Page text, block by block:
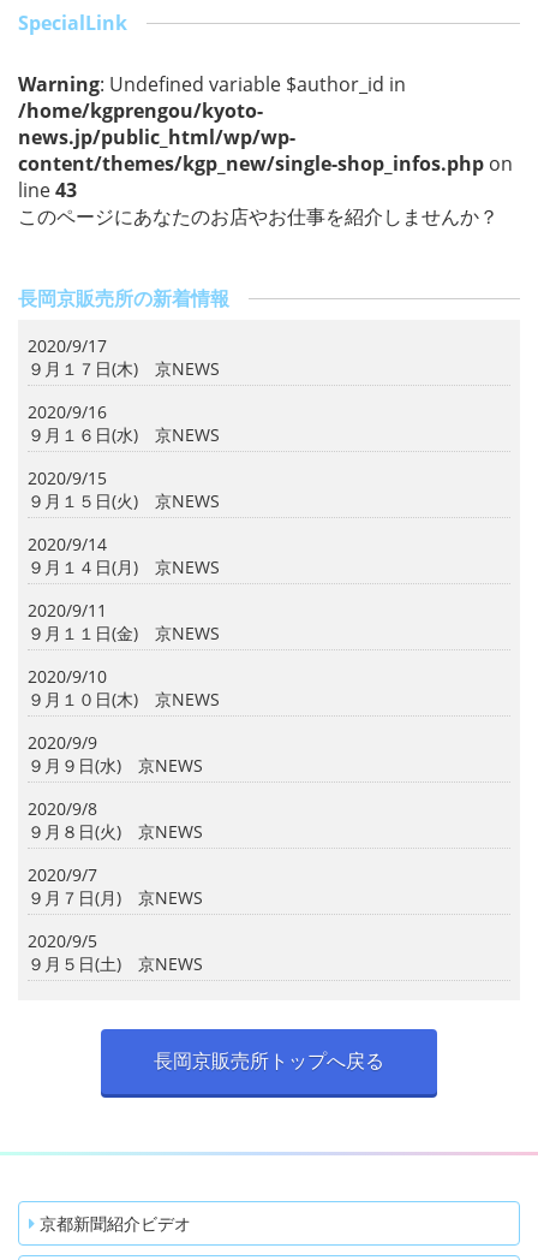
o
o
k
SpecialLink
Warning: Undefined variable $author_id in
/home/kgprengou/kyoto-
news.jp/public_html/wp/wp-
content/themes/kgp_new/single-shop_infos.php on
line43
このページにあなたのお店やお仕事を紹介しませんか？
長岡京販売所の新着情報
2020/9/17
９月１７日(木) 京NEWS
2020/9/16
９月１６日(水) 京NEWS
2020/9/15
９月１５日(火) 京NEWS
2020/9/14
９月１４日(月) 京NEWS
2020/9/11
９月１１日(金) 京NEWS
2020/9/10
９月１０日(木) 京NEWS
2020/9/9
９月９日(水) 京NEWS
2020/9/8
９月８日(火) 京NEWS
2020/9/7
９月７日(月) 京NEWS
2020/9/5
９月５日(土) 京NEWS
長岡京販売所トップへ戻る
京都新聞紹介ビデオ